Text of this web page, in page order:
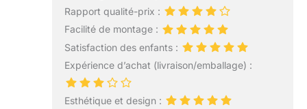
Rapport qualité-prix :
Facilité de montage :
Satisfaction des enfants :
Expérience d’achat (livraison/emballage) :
Esthétique et design :